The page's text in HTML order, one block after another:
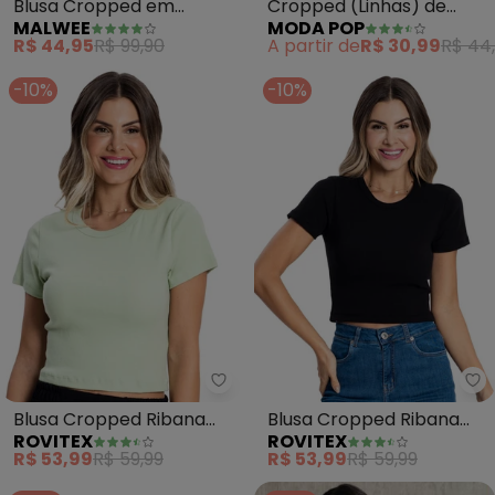
Blusa Cropped em
Viscose (Preto)
MALWEE
R$ 44,95R$ 99,90
Cropped (Linhas) de
Alças com Babado
MODA POP
A partir deR$ 30,99R$
-10%
Rovitex - Blusa Cropped
Blusa Cropped Ribana
Básica (Verde)
ROVITEX
R$ 53,99R$ 59,99
-10%
Blusa Cropped Ribana
Básica (Preto)
ROVITEX
R$ 53,99R$ 59,99